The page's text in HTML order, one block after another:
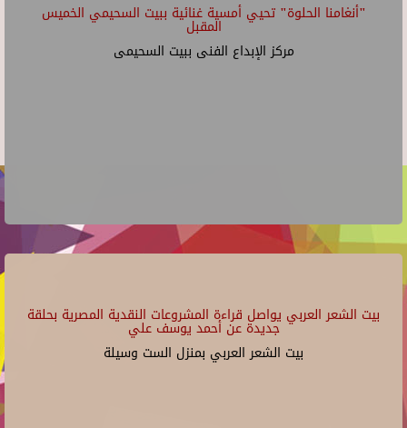
"أنغامنا الحلوة" تحيي أمسية غنائية ببيت السحيمي الخميس
المقبل
مركز الإبداع الفنى ببيت السحيمى
بيت الشعر العربي يواصل قراءة المشروعات النقدية المصرية بحلقة
جديدة عن أحمد يوسف علي
بيت الشعر العربي بمنزل الست وسيلة